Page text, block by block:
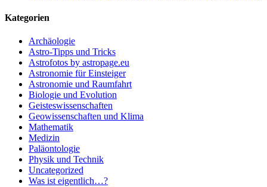
Kategorien
Archäologie
Astro-Tipps und Tricks
Astrofotos by astropage.eu
Astronomie für Einsteiger
Astronomie und Raumfahrt
Biologie und Evolution
Geisteswissenschaften
Geowissenschaften und Klima
Mathematik
Medizin
Paläontologie
Physik und Technik
Uncategorized
Was ist eigentlich…?